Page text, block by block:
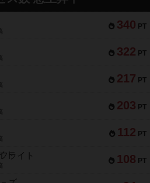
340 PT
322 PT
217 PT
203 PT
112 PT
108 PT
ライト